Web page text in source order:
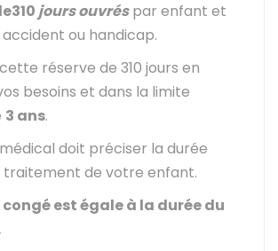
310 jours ouvréspar enfant et
ou handicap.
réserve de 310 jours en
besoins et dans la limite
3 ans.
doit préciser la durée
traitement de votre enfant.
congé est égale à la durée du